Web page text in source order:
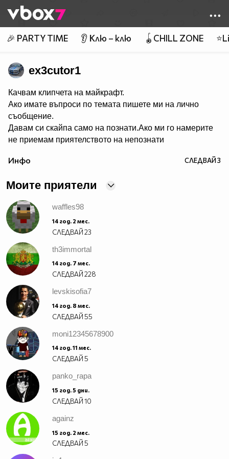
👾
🎉 PARTY TIME 👂 Клю – клю 🪀CHILL ZONE
ex3cutor1
Качвам клипчета на майкрафт.
Ако имате въпроси по темата пишете ми на лично
съобщение.
Давам си скайпа само на познати.Ако ми го намерите
не приемам приятелството на непознати
Инфо СЛЕДВАЙ3
Моите приятели
waffles98
14 год. 2 мес.
СЛЕДВАЙ23
th3immortal
14 год. 7 мес.
СЛЕДВАЙ228
levskisofia7
14 год. 8 мес.
СЛЕДВАЙ55
moni12345678900
14 год. 11 мес.
СЛЕДВАЙ5
panko_rapa
15 год. 5 дни.
СЛЕДВАЙ10
againz
15 год. 2 мес.
СЛЕДВАЙ5